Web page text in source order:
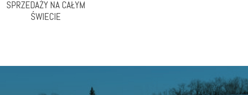
SPRZEDAŻY NA CAŁYM
ŚWIECIE